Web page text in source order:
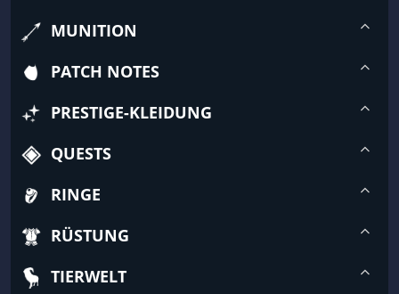
MUNITION
PATCH NOTES
PRESTIGE-KLEIDUNG
QUESTS
RINGE
RÜSTUNG
TIERWELT